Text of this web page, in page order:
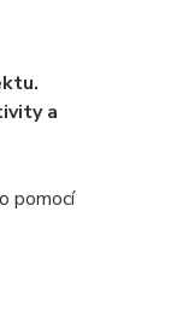
a
pomocí